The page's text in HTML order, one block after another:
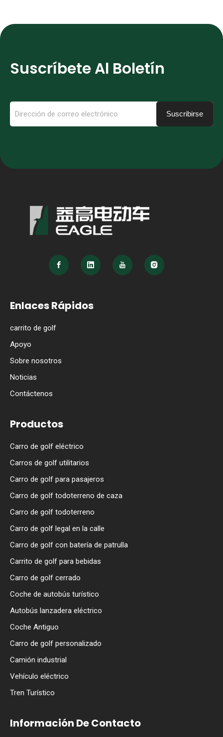
Suscríbete Al Boletín
Suscribirse
Enlaces Rápidos
carrito de golf
Apoyo
Sobre nosotros
Noticias
Contáctenos
Productos
Carro de golf eléctrico
Carros de golf utilitarios
Carro de golf para pasajeros
Carro de golf todoterreno de caza
Carro de golf todoterreno
Carro de golf legal en la calle
Carro de golf con batería de patrulla
Carrito de golf para bebidas
Carro de golf cerrado
Coche de autobús turístico
Autobús lanzadera eléctrico
Coche Antiguo
Carro de golf personalizado
Camión industrial
Vehículo eléctrico
Tren Turístico
Información De Contacto